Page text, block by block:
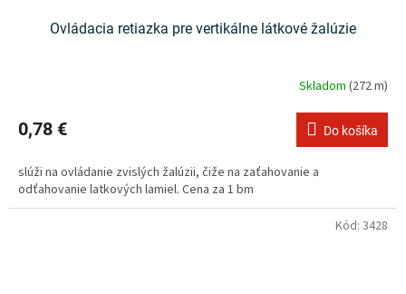
Ovládacia retiazka pre vertikálne látkové žalúzie
Skladom (272 m)
0,78 € Do košíka
slúži na ovládanie zvislých žalúzii, čiže na zaťahovanie a
odťahovanie latkových lamiel. Cena za 1 bm
Kód: 3428